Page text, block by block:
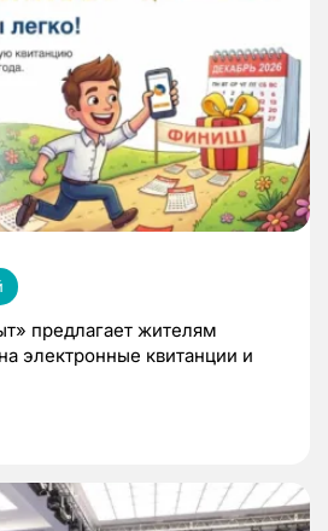
предлагает жителям
электронные квитанции и